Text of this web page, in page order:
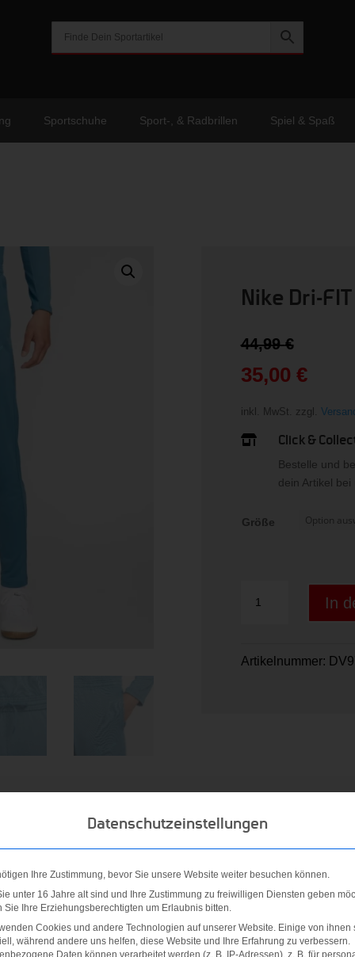
Sportschuhe Sport-, & Radbrillen Spiel & Spaß
Nike Dri-
44,99€Preis
war:
44,99
35,00 €
Aktueller
Preis
ist:
35,00 €.
inkl. MwSt. zzgl.
 Click &
Bestelle und
dein Artikel
Größe
Dri-
Men"s
In
Artikelnummer:
Datenschutzeinstellungen
Ihre Zustimmung, bevor Sie unsere Website weiter besuchen können.
unter 16 Jahre alt sind und Ihre Zustimmung zu freiwilligen Diensten geben
Sie Ihre Erziehungsberechtigten um Erlaubnis bitten.
Cookies und andere Technologien auf unserer Website. Einige von ihnen
während andere uns helfen, diese Website und Ihre Erfahrung zu verbessern.
Daten können verarbeitet werden (z. B. IP-Adressen), z. B. für